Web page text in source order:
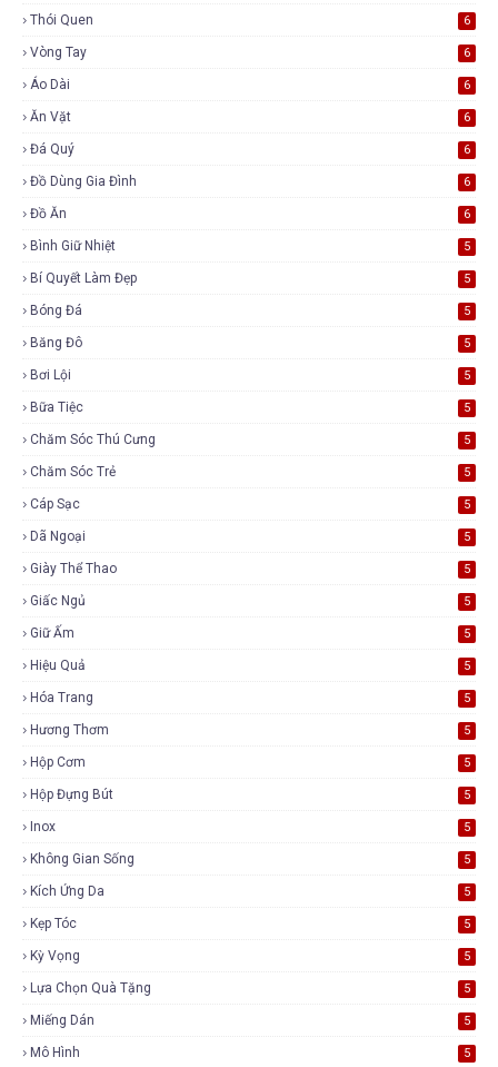
Thói Quen 6
Vòng Tay 6
Áo Dài 6
Ăn Vặt 6
Đá Quý 6
Đồ Dùng Gia Đình 6
Đồ Ăn 6
Bình Giữ Nhiệt 5
Bí Quyết Làm Đẹp 5
Bóng Đá 5
Băng Đô 5
Bơi Lội 5
Bữa Tiệc 5
Chăm Sóc Thú Cưng 5
Chăm Sóc Trẻ 5
Cáp Sạc 5
Dã Ngoại 5
Giày Thể Thao 5
Giấc Ngủ 5
Giữ Ấm 5
Hiệu Quả 5
Hóa Trang 5
Hương Thơm 5
Hộp Cơm 5
Hộp Đựng Bút 5
Inox 5
Không Gian Sống 5
Kích Ứng Da 5
Kẹp Tóc 5
Kỳ Vọng 5
Lựa Chọn Quà Tặng 5
Miếng Dán 5
Mô Hình 5